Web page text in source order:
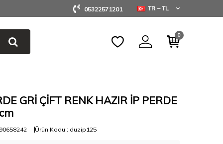
05322571201 TR − TL
0
GRİ ÇİFT RENK HAZIR İP PERDE
Ürün Kodu : duzip125